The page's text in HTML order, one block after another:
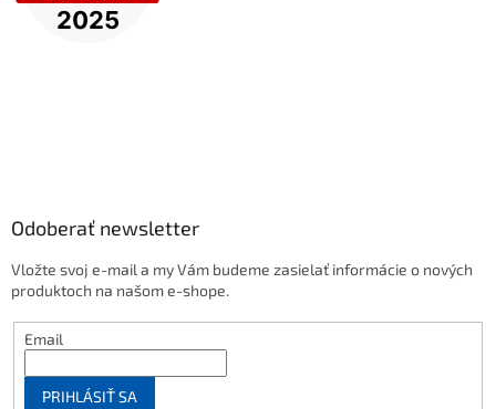
Odoberať newsletter
Vložte svoj e-mail a my Vám budeme zasielať informácie o nových
produktoch na našom e-shope.
Email
PRIHLÁSIŤ SA